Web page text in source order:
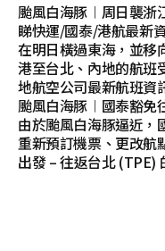
颱風白海豚︱周日襲浙
睇快運/國泰/港航最新
在明日橫過東海，並移
港至台北、內地的航班
地航空公司最新航班資
颱風白海豚︱國泰豁免
由於颱風白海豚逼近，
重新預訂機票、更改航
出發 – 往返台北 (TPE)